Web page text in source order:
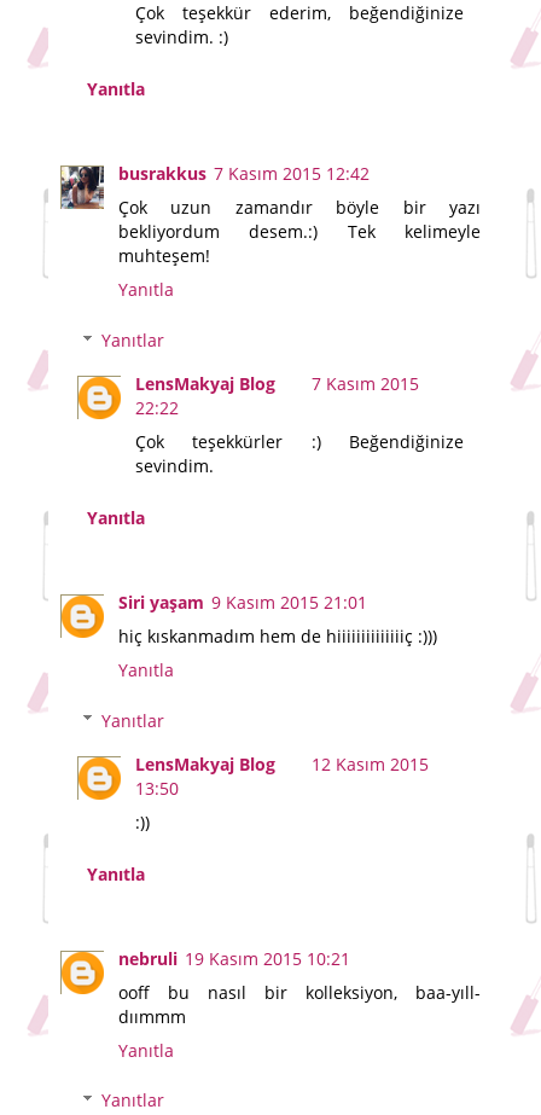
Çok teşekkür ederim, beğendiğinize
sevindim. :)
Yanıtla
busrakkus 7 Kasım 2015 12:42
Çok uzun zamandır böyle bir yazı
bekliyordum desem.:) Tek kelimeyle
muhteşem!
Yanıtla
Yanıtlar
LensMakyaj Blog
7 Kasım 2015
22:22
Çok teşekkürler :) Beğendiğinize
sevindim.
Yanıtla
Siri yaşam 9 Kasım 2015 21:01
hiç kıskanmadım hem de hiiiiiiiiiiiiiiç :)))
Yanıtla
Yanıtlar
LensMakyaj Blog
12 Kasım 2015
13:50
:))
Yanıtla
nebruli 19 Kasım 2015 10:21
ooff bu nasıl bir kolleksiyon, baa-yıll-
dıımmm
Yanıtla
Yanıtlar